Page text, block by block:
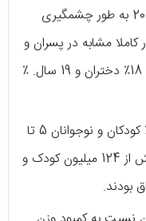
سال 1975 به بیش از 18٪ در سال 2016 به طور چشمگیری
کاملا مشابه در پسران و
دختران رخ داده بود که در سال 2016 18٪ دختران و 19 سال. ٪
در حالیکه در سال 1975 کمتر از 1٪ کودکان و نوجوانان 5 تا
19 ساله چاق بودند، در سال 2016 بیش از 124 میلیون کودک و